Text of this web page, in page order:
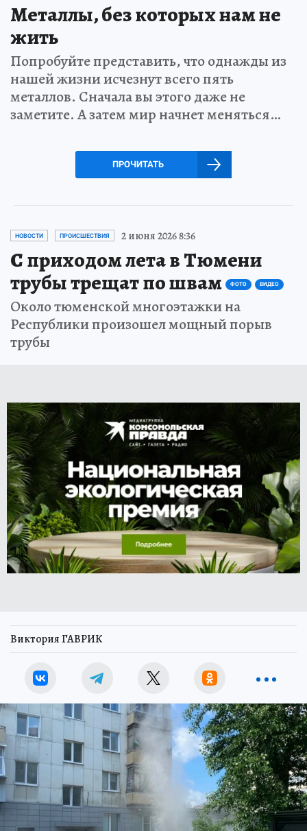
Металлы, без которых нам не
жить
Попробуйте представить, что однажды из
нашей жизни исчезнут всего пять
металлов. Сначала вы этого даже не
заметите. А затем мир начнет меняться…
ПРОЧИТАТЬ
НОВОСТИ ПРОИСШЕСТВИЯ 2 июня 2026 8:36
С приходом лета в Тюмени
трубы трещат по швам
ФОТО ВИДЕО
Около тюменской многоэтажки на
Республики произошел мощный порыв
трубы
Виктория ГАВРИК